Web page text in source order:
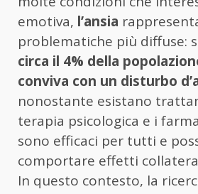
emotiva, l’ansia
problematiche più diffuse:
circa il 4% della
conviva con un disturbo
nonostante esistano
terapia psicologica e i
sono efficaci per tutti e
comportare effetti
In questo contesto, la